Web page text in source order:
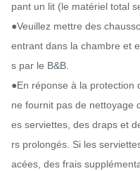
pant un lit (le matériel total
●Veuillez mettre des
entrant dans la chambre et
s par le B&B.
●En réponse à la protection
ne fournit pas de nettoyage
es serviettes, des draps et
rs prolongés. Si les
acées, des frais